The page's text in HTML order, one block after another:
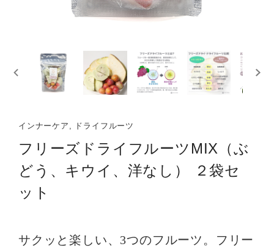
インナーケア, ドライフルーツ
フリーズドライフルーツMIX（ぶ
どう、キウイ、洋なし） ２袋セ
ット
サクッと楽しい、3つのフルーツ。フリー